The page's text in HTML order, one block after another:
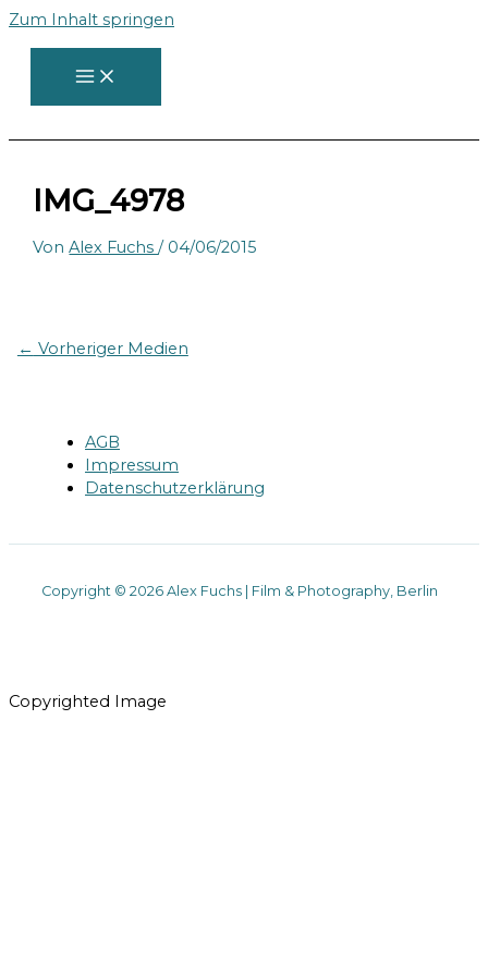
Zum Inhalt springen
IMG_4978
VonAlex Fuchs/ 04/06/2015
← Vorheriger Medien
AGB
Impressum
Datenschutzerklärung
Copyright © 2026 Alex Fuchs | Film & Photography, Berlin
Copyrighted Image